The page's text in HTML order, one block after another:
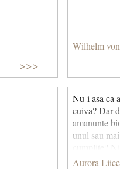
>>>
Wilhelm
Nu-i asa ca
cuiva? Dar
amanunte
unul sau
cumplite?
altcineva le
Aurora